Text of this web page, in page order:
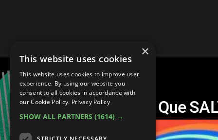
Top 10 Videojuegos Que
×
This website uses cookies
This website uses cookies to improve user
experience. By using our website you
consent to all cookies in accordance with
our Cookie Policy. Privacy Policy
SHOW ALL PARTNERS (1614) →